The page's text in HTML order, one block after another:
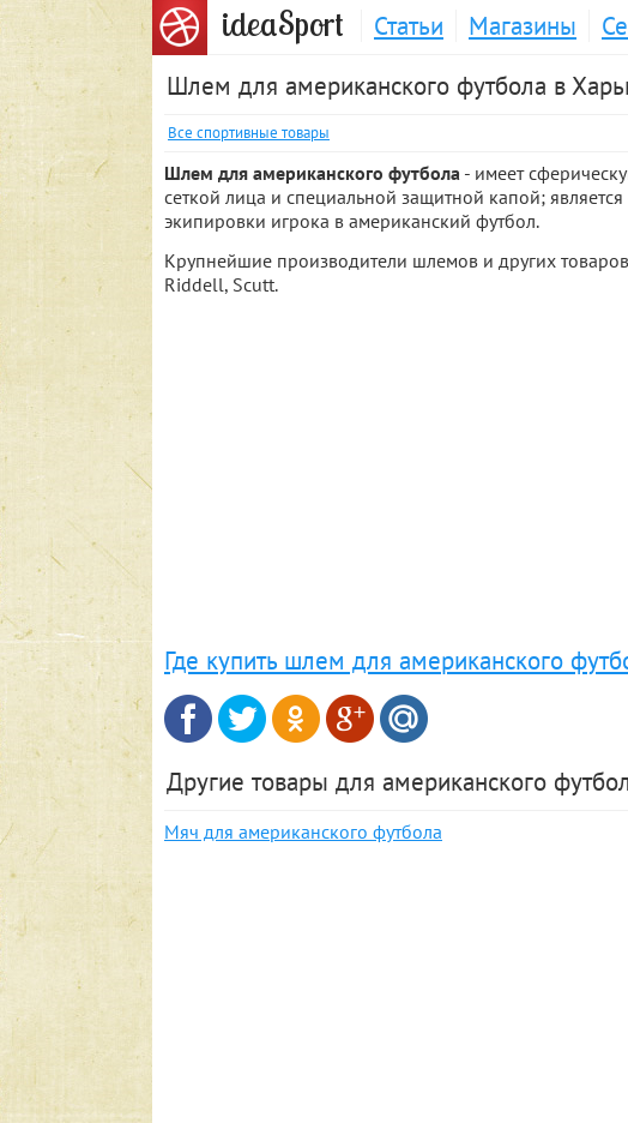
ideaSport Статьи Магазины
Шлем для американского футбола в
Все спортивные товары
Шлем для американского футбола - имеет
сеткой лица и специальной защитной капой;
экипировки игрока в американский футбол.
Крупнейшие производители шлемов и других
Riddell, Scutt.
Где купить шлем для американского
Другие товары для американского
Мяч для американского футбола